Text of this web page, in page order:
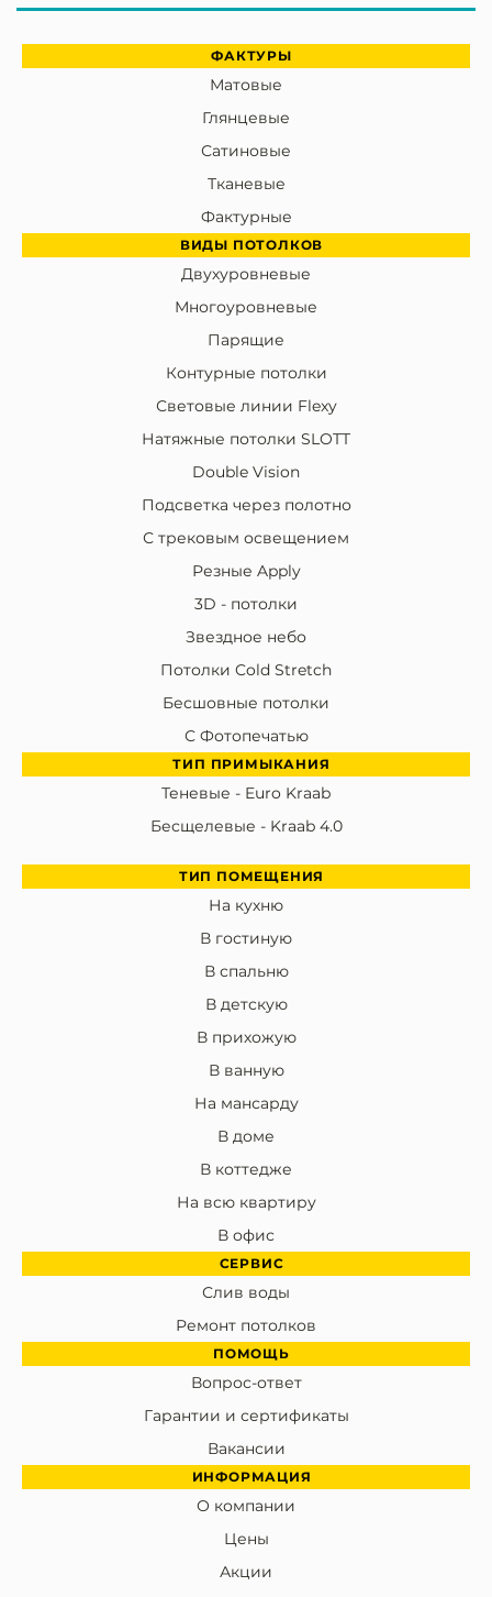
ФАКТУРЫ
Матовые
Глянцевые
Сатиновые
Тканевые
Фактурные
ВИДЫ ПОТОЛКОВ
Двухуровневые
Многоуровневые
Парящие
Контурные потолки
Световые линии Flexy
Натяжные потолки SLOTT
Double Vision
Подсветка через полотно
С трековым освещением
Резные Apply
3D - потолки
Звездное небо
Потолки Cold Stretch
Бесшовные потолки
С Фотопечатью
ТИП ПРИМЫКАНИЯ
Теневые - Euro Kraab
Бесщелевые - Kraab 4.0
ТИП ПОМЕЩЕНИЯ
На кухню
В гостиную
В спальню
В детскую
В прихожую
В ванную
На мансарду
В доме
В коттедже
На всю квартиру
В офис
СЕРВИС
Слив воды
Ремонт потолков
ПОМОЩЬ
Вопрос-ответ
Гарантии и сертификаты
Вакансии
ИНФОРМАЦИЯ
О компании
Цены
Акции